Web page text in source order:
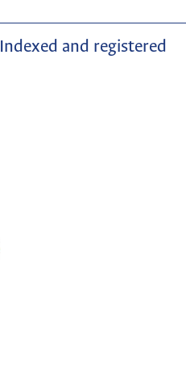
Indexed and registered